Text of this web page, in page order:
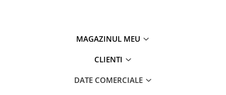
MAGAZINUL MEU
CLIENTI
DATE COMERCIALE